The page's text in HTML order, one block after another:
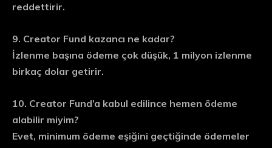
reddettirir.
9. Creator Fund kazancı ne kadar?
İzlenme başına ödeme çok düşük, 1 milyon izlenme
birkaç dolar getirir.
10. Creator Fund’a kabul edilince hemen ödeme
alabilir miyim?
Evet, minimum ödeme eşiğini geçtiğinde ödemeler